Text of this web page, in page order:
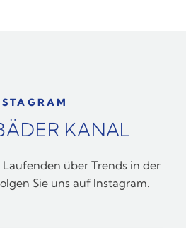
KANAL
über Trends in der
Sie uns auf Instagram.